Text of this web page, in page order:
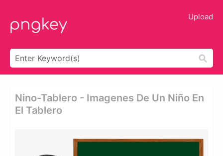
Upload
Nino-Tablero - Imagenes De Un Niño En
El Tablero